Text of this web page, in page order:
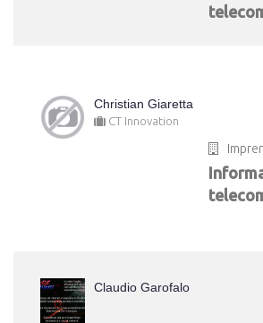
Christian Giaretta
CT Innovation
Claudio Garofalo